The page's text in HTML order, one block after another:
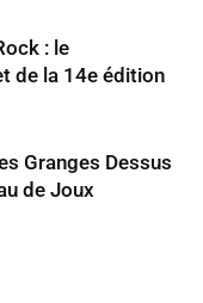
: le
de la 14e édition
Granges Dessus
de Joux